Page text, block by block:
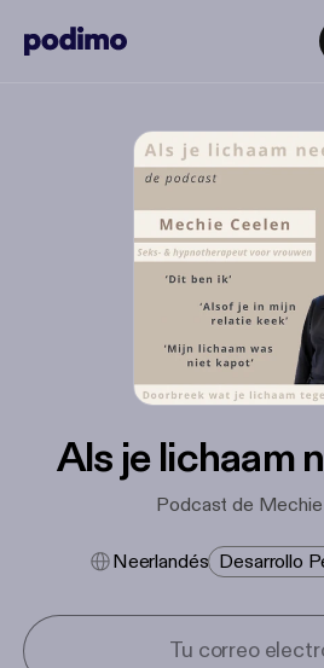
Als je lichaam
Podcast de
Neerlandés Desarrollo